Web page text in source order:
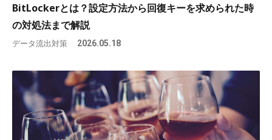
BitLockerとは？設定方法から回復キーを求められた時
の対処法まで解説
データ流出対策 2026.05.18